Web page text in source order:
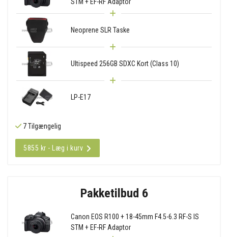
STM + EF-RF Adaptor
Neoprene SLR Taske
Ultispeed 256GB SDXC Kort (Class 10)
LP-E17
7 Tilgængelig
5855 kr - Læg i kurv
Pakketilbud 6
Canon EOS R100 + 18-45mm F4.5-6.3 RF-S IS
STM + EF-RF Adaptor